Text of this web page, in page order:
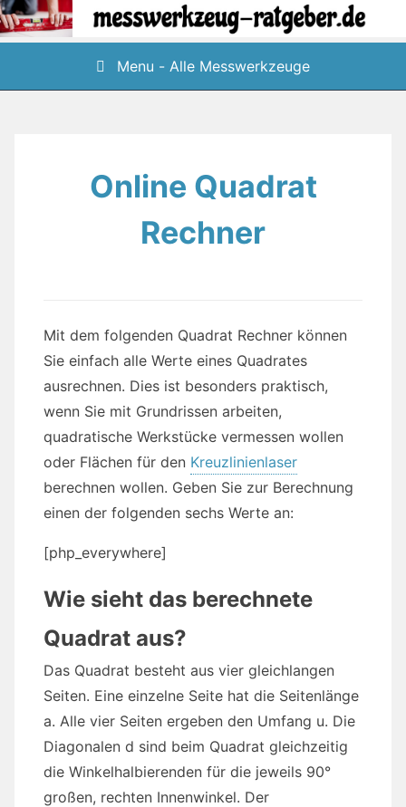
Skip
to
Menu - Alle Messwerkzeuge
Online Quadrat
Rechner
Mit dem folgenden Quadrat Rechner können
Sie einfach alle Werte eines Quadrates
ausrechnen. Dies ist besonders praktisch,
wenn Sie mit Grundrissen arbeiten,
quadratische Werkstücke vermessen wollen
oder Flächen für den Kreuzlinienlaser
berechnen wollen. Geben Sie zur Berechnung
einen der folgenden sechs Werte an:
[php_everywhere]
Wie sieht das berechnete
Quadrat aus?
Das Quadrat besteht aus vier gleichlangen
Seiten. Eine einzelne Seite hat die Seitenlänge
a. Alle vier Seiten ergeben den Umfang u. Die
Diagonalen d sind beim Quadrat gleichzeitig
die Winkelhalbierenden für die jeweils 90°
großen, rechten Innenwinkel. Der